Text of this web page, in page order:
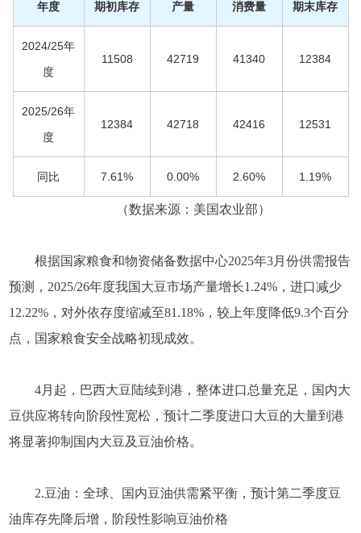
年度 期初库存 产量 消费量 期末库存
2024/25年
度
11508 42719 41340 12384
2025/26年
度
12384 42718 42416 12531
同比 7.61% 0.00% 2.60% 1.19%
（数据来源：美国农业部）
根据国家粮食和物资储备数据中心2025年3月份供需报告
预测，2025/26年度我国大豆市场产量增长1.24%，进口减少
12.22%，对外依存度缩减至81.18%，较上年度降低9.3个百分
点，国家粮食安全战略初现成效。
4月起，巴西大豆陆续到港，整体进口总量充足，国内大
豆供应将转向阶段性宽松，预计二季度进口大豆的大量到港
将显著抑制国内大豆及豆油价格。
2.豆油：全球、国内豆油供需紧平衡，预计第二季度豆
油库存先降后增，阶段性影响豆油价格